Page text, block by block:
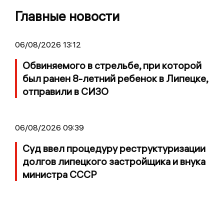
Главные новости
06/08/2026 13:12
Обвиняемого в стрельбе, при которой
был ранен 8-летний ребенок в Липецке,
отправили в СИЗО
06/08/2026 09:39
Суд ввел процедуру реструктуризации
долгов липецкого застройщика и внука
министра СССР